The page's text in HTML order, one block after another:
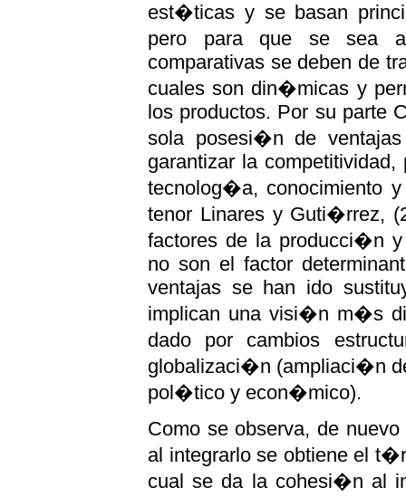
est�ticas y se basan
pero para que se sea
comparativas se deben de
cuales son din�micas y
los productos. Por su parte
sola posesi�n de
garantizar la
tecnolog�a, conocimiento
tenor Linares y Guti�rrez,
factores de la producci�n
no son el factor
ventajas se han ido
implican una visi�n m�s
dado por cambios
globalizaci�n (ampliaci�n
pol�tico y econ�mico).
Como se observa, de
al integrarlo se obtiene el
cual se da la cohesi�n al